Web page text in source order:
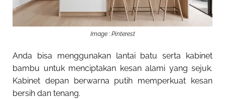
Image : Pinterest
Anda bisa menggunakan lantai batu serta kabinet
bambu untuk menciptakan kesan alami yang sejuk.
Kabinet depan berwarna putih memperkuat kesan
bersih dan tenang.